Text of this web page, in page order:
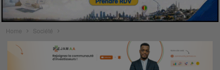
Home Société